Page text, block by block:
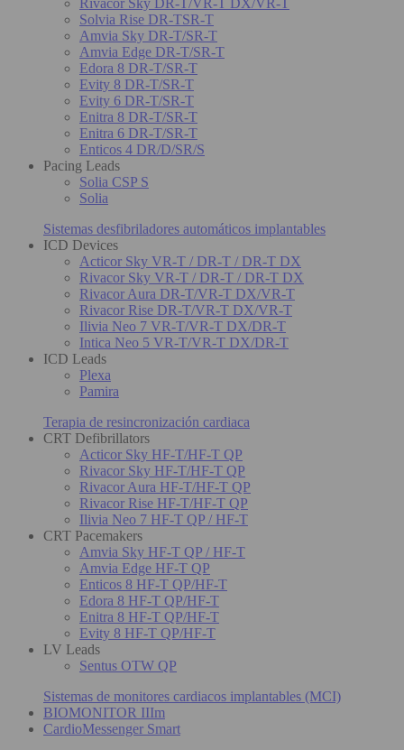
Solvia Rise DR-TSR-T
Amvia Sky DR-T/SR-T
Amvia Edge DR-T/SR-T
Edora 8 DR-T/SR-T
Evity 8 DR-T/SR-T
Evity 6 DR-T/SR-T
Enitra 8 DR-T/SR-T
Enitra 6 DR-T/SR-T
Enticos 4 DR/D/SR/S
Pacing Leads
Solia CSP S
Solia
Sistemas desfibriladores automáticos implantables
ICD Devices
Acticor Sky VR-T / DR-T / DR-T DX
Rivacor Sky VR-T / DR-T / DR-T DX
Rivacor Aura DR-T/VR-T DX/VR-T
Rivacor Rise DR-T/VR-T DX/VR-T
Ilivia Neo 7 VR-T/VR-T DX/DR-T
Intica Neo 5 VR-T/VR-T DX/DR-T
ICD Leads
Plexa
Pamira
Terapia de resincronización cardiaca
CRT Defibrillators
Acticor Sky HF-T/HF-T QP
Rivacor Sky HF-T/HF-T QP
Rivacor Aura HF-T/HF-T QP
Rivacor Rise HF-T/HF-T QP
Ilivia Neo 7 HF-T QP / HF-T
CRT Pacemakers
Amvia Sky HF-T QP / HF-T
Amvia Edge HF-T QP
Enticos 8 HF-T QP/HF-T
Edora 8 HF-T QP/HF-T
Enitra 8 HF-T QP/HF-T
Evity 8 HF-T QP/HF-T
LV Leads
Sentus OTW QP
Sistemas de monitores cardiacos implantables (MCI)
BIOMONITOR IIIm
CardioMessenger Smart